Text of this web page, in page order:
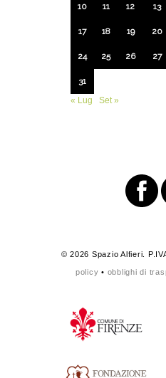
10 11 12 13
17 18 19 20
24 25 26 27
31
« Lug
Set »
© 2026 Spazio Alfieri.
policy • obblighi di